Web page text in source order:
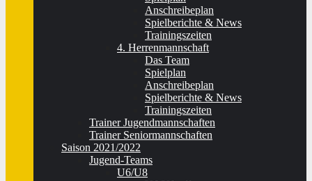
Anschreibeplan
Spielberichte & News
Trainingszeiten
4. Herrenmannschaft
Das Team
Spielplan
Anschreibeplan
Spielberichte & News
Trainingszeiten
Trainer Jugendmannschaften
Trainer Seniormannschaften
Saison 2021/2022
Jugend-Teams
U6/U8